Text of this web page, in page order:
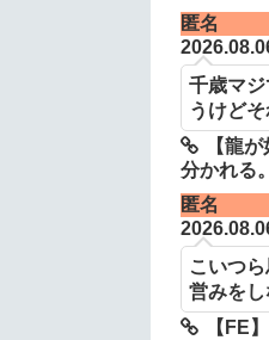
匿名
千歳マ
うけど
【龍
分かれる。
匿名
こいつ
営みを
【FE